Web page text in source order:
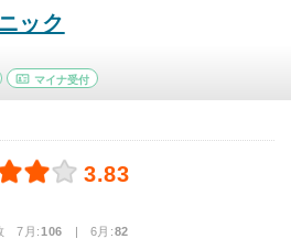
ック
マイナ受付
3.83
7月:106 | 6月:82